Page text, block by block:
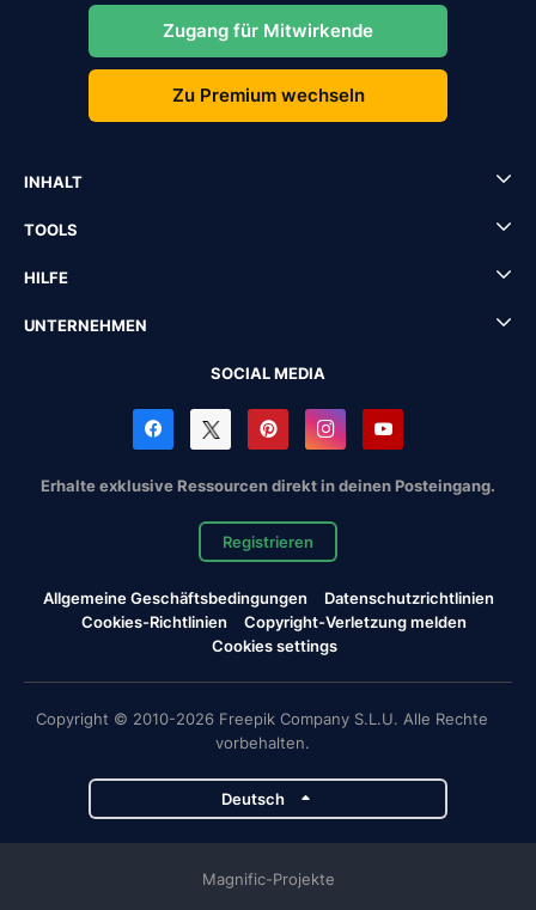
Zugang für Mitwirkende
Zu Premium wechseln
INHALT
TOOLS
HILFE
UNTERNEHMEN
SOCIAL MEDIA
Erhalte exklusive Ressourcen direkt in deinen Posteingang.
Registrieren
Allgemeine Geschäftsbedingungen
Datenschutzrichtlinien
Cookies-Richtlinien
Copyright-Verletzung melden
Cookies settings
Copyright © 2010-2026 Freepik Company S.L.U. Alle Rechte
vorbehalten.
Deutsch
Magnific-Projekte